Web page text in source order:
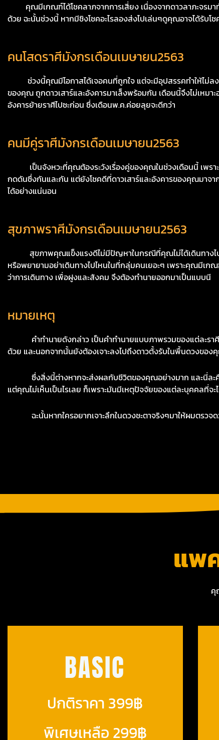
คุณมีเกณฑ์ได้โชคลาภจากการเสี่ยง เนื่องจากดาวลาภะจรมา
ด้วย ฉะนั้นช่วงนี้ หากมีชิงโชคอะไรลองส่งไปเล่นๆดูคุณอาจได้รับโ
คนโสดราศีมังกรเดือนเมษายน2563
ช่วงนี้คุณมีโอกาสได้เจอคนที่ถูกใจ แต่จะมีอุปสรรคทำให้ไม่ล
ของคุณ ถูกดาวเสาร์และอังคารมาเล็งพร้อมกัน เดือนนี้จึงไม่เหมา
อังคารย้ายราศีไปซะก่อน ซึ่งเดือนพ.ค.ค่อยลุยจะดีกว่า
คนมีคู่ราศีมังกรเดือนเมษายน2563
เป็นจังหวะที่คุณต้องระวังเรื่องคู่ของคุณในช่วงเดือนนี้ เพรา
กดดันซึ่งกันและกัน แต่ยังโชคดีที่ดาวเสาร์และอังคารของคุณมาจ
ได้อย่างแน่นอน
สุขภาพราศีมังกรเดือนเมษายน2563
สุขภาพคุณแข็งแรงดีไม่มีปัญหาในกรณีที่คุณไม่ได้เดินทางไปเข้
หรือพยายามอย่าเดินทางไปไหนในที่กลุ่มคนเยอะๆ เพราะคุณมีเก
ว่าการเดินทาง เพื่อฝูงและสังคม จึงต้องทำนายออกมาเป็นแบบนี
หมายเหตุ
คำทำนายดังกล่าว เป็นคำทำนายแบบภาพรวมของแต่ละราศีเ
ด้วย และนอกจากนั้นยังต้องเจาะลงไปถึงดาวตั้งรับในพื้นดวงขอ
ซึ่งสิ่งนี้ต่างหากจะส่งผลกับชีวิตของคุณอย่างมาก และนี่ละคื
แต่คุณไม่เห็นเป็นไรเลย ก็เพราะมันมีเหตุปัจจัยของแต่ละบุคคลที่จ
ฉะนั้นหากใครอยากเจาะลึกในดวงชะตาจริงๆมาให้ผมตรวจดว
แพ
คุ
BASIC
ปกติราคา 399฿
พิเศษเหลือ 299฿